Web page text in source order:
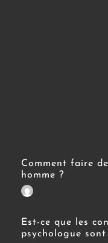
Comment faire
homme ?
Est-ce que les
psychologue sont